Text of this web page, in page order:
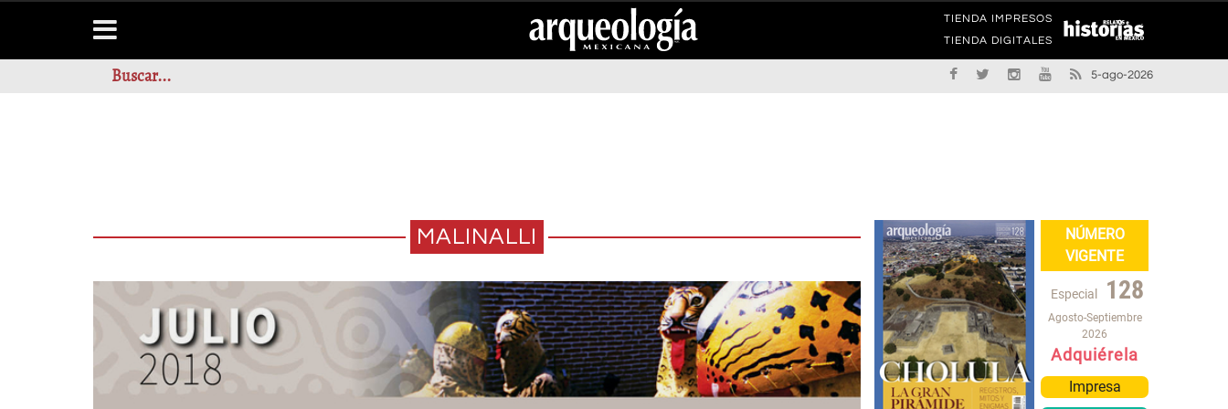
TIENDA IMPRESOS
TIENDA DIGITALES
5-ago-2026
MALINALLI
NÚMERO
VIGENTE
Especial 128
Agosto-Septiembre
2026
Adquiérela
Impresa